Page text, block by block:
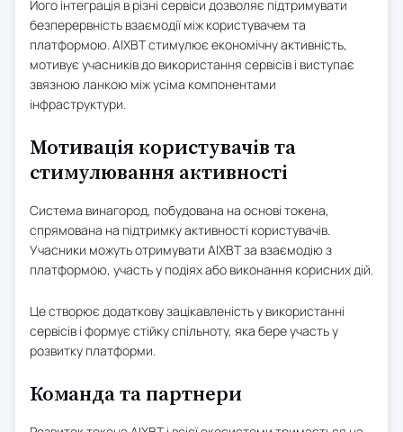
Його інтеграція в різні сервіси дозволяє підтримувати
безперервність взаємодії між користувачем та
платформою. AIXBT стимулює економічну активність,
мотивує учасників до використання сервісів і виступає
звязною ланкою між усіма компонентами
інфраструктури.
Мотивація користувачів та
стимулювання активності
Система винагород, побудована на основі токена,
спрямована на підтримку активності користувачів.
Учасники можуть отримувати AIXBT за взаємодію з
платформою, участь у подіях або виконання корисних дій.
Це створює додаткову зацікавленість у використанні
сервісів і формує стійку спільноту, яка бере участь у
розвитку платформи.
Команда та партнери